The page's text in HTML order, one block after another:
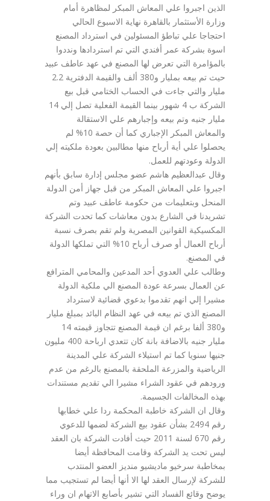
الذين اجبروا علي المعاش المبكر لمظاهرة أمام
وزارة الأستثمار بالقاهرة نهاية الاسبوع الحالي
احتجاجا علي تباطؤ المسئولين في استرداد المصنع
اسوة بشركة عمر أفندي التي تم استردادها ونددوا
بالمؤامرة التي تعرض لها المصنع في عهد عاطف عبيد
حيث تم بيعه بمليار و380 ألف والقيمة الدفترية 2.2
مليار والتي جاءت في الحساب الختامي قبل بيع
الشركة ب 4 شهور بينما القيمة الفعلية تصل إلي 14
مليار جنيه وتم بيعه وإجبارهم علي الاستقالة
والمعاش المبكر الإجباري كما أن حصة 10% لم
يحصلوا علي أية أرباح منها مطالبين بعودة ملكيته إلي
الدولة وعودتهم للعمل.
وقال عبدالعظيم هاشم عضو مجلس إدارة سابق بأنهم
اجبروا علي المعاش المبكر من قبل جهاز أمن الدولة
المنحل وبتعليمات من حكومة عاطف عبيد وتم
تشريدنا في الشارع بدون معاشات كما تحدت الشركة
المكسيكية القوانين المصرية ولم تقم بصرف نسبة
أرباح العمال أو صرف أرباح 10% التي تملكها الدولة
في المصنع.
وطالب علي العدوي أحد المدعين والمحامي المترافع
عن العمال بسرعة عودة المصنع الي ملكية الدولة
مشيرا إلي انهم تقدموا بدعوي قضائية لاسترداد
المصنع الذي تم بيعه في عهد النظام البائد بمبلغ مليار
و380 ألفا برغم ان قيمة المصنع تتجاوز قيمته 14
مليار جنيه بالاضافة بانة كان تتعدي ارباحة 400 مليون
جنيها سنويا كما تم استيلاء الشركة علي المدينة
الرياضية والمزرعة الملحقة بالمصنع بالرغم من عدم
ورودهم في عقود الشراء مشيرا الي تقديم مستندات
بهذه المخالفات الجسيمة.
وقال ان الشركة خاطبة المحكمة ردا علي خطابها
رقم 2494 بشأن عقود بيع الشركة لضمها للدعوي
رقم 670 لسنة 2011 حيث أفادت الشركة بان العقد
ليس تحت يد الشركة وقامت المحافظة أيضا
بمخاطبة سرخيو ماديشيو منديز العضو المنتدب
للشركة لإرسال العقد لها الا أنها أيضا لم تستجيب مما
يوضح وقائع الفساد التي تشير بأصابع الاتهام ان وراء